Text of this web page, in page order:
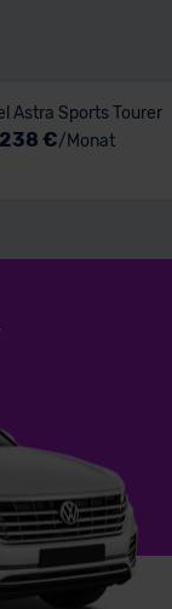
Astra Sports Tourer
238 €/Monat